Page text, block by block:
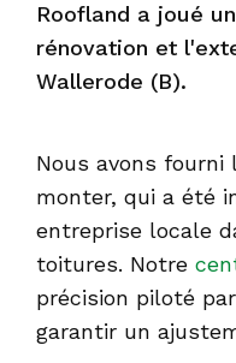
Roofland a joué
rénovation et
Wallerode (B).
Nous avons
monter, qui a été
entreprise locale
toitures. Notre
précision piloté
garantir un